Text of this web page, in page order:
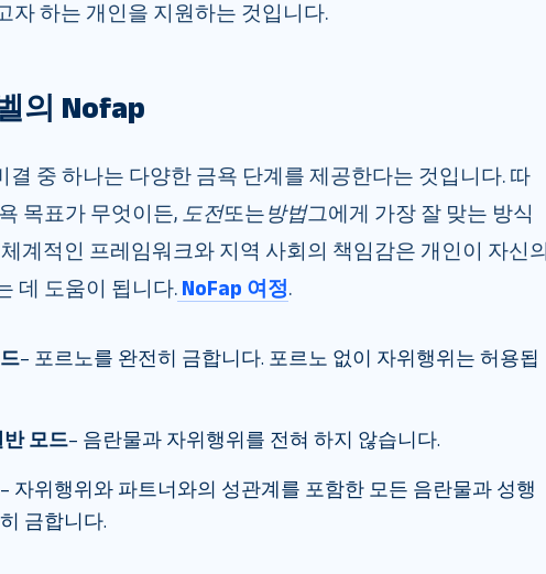
자 하는 개인을 지원하는 것입니다.
의 Nofap
결 중 하나는 다양한 금욕 단계를 제공한다는 것입니다. 따
목표가 무엇이든, 도전또는방법그에게 가장 잘 맞는 방식
계적인 프레임워크와 지역 사회의 책임감은 개인이 자신의
데 도움이 됩니다. NoFap 여정.
– 포르노를 완전히 금합니다. 포르노 없이 자위행위는 허용됩
모드– 음란물과 자위행위를 전혀 하지 않습니다.
– 자위행위와 파트너와의 성관계를 포함한 모든 음란물과 성행
금합니다.